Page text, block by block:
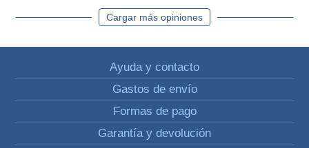
Cargar más opiniones
Ayuda y contacto
Gastos de envío
Formas de pago
Garantía y devolución